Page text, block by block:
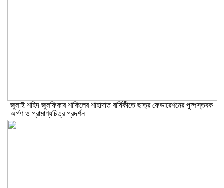
​জুলাই শহিদ জুলফিকার শাকিলের শাহাদাত বার্ষিকীতে ছাত্র ফেডারেশনের পুষ্পস্তবক
অর্পণ ও প্রামাণ্যচিত্র প্রদর্শন